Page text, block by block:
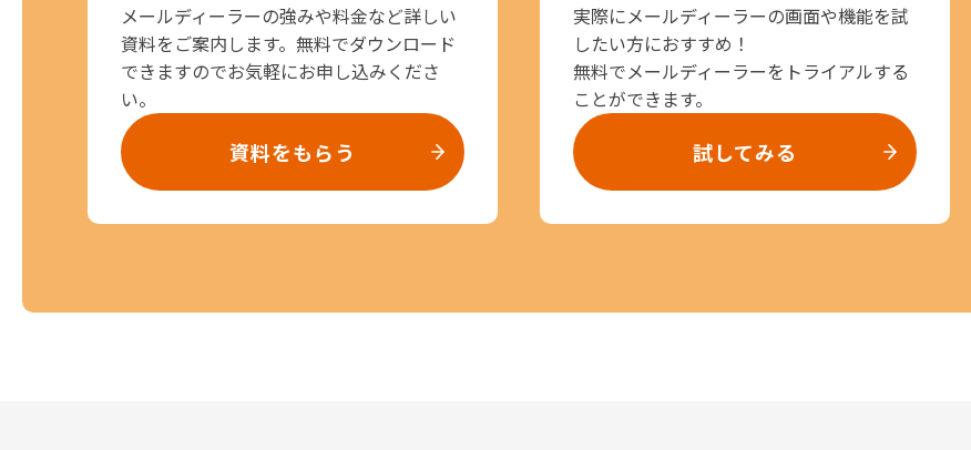
メールディーラーの強みや料金など詳しい
資料をご案内します。無料でダウンロード
できますのでお気軽にお申し込みくださ
い。
資料をもらう
実際にメールディーラーの画面や機能を試
したい方におすすめ！
無料でメールディーラーをトライアルする
ことができます。
試してみる